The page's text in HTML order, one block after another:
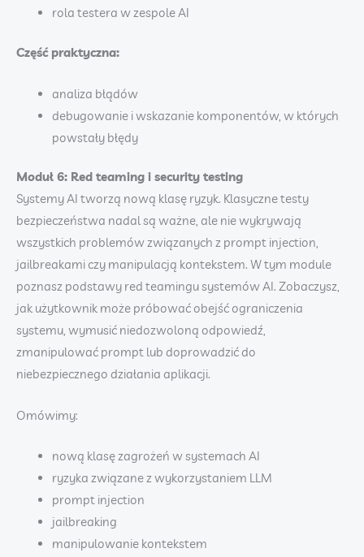
rola testera w zespole AI
Część praktyczna:
analiza błądów
debugowanie i wskazanie komponentów, w których
powstały błędy
Moduł 6: Red teaming i security testing
Systemy AI tworzą nową klasę ryzyk. Klasyczne testy
bezpieczeństwa nadal są ważne, ale nie wykrywają
wszystkich problemów związanych z prompt injection,
jailbreakami czy manipulacją kontekstem. W tym module
poznasz podstawy red teamingu systemów AI. Zobaczysz,
jak użytkownik może próbować obejść ograniczenia
systemu, wymusić niedozwoloną odpowiedź,
zmanipulować prompt lub doprowadzić do
niebezpiecznego działania aplikacji.
Omówimy:
nową klasę zagrożeń w systemach AI
ryzyka związane z wykorzystaniem LLM
prompt injection
jailbreaking
manipulowanie kontekstem